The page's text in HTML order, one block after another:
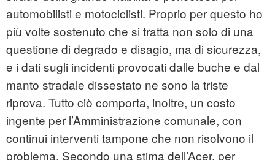
automobilisti e motociclisti. Proprio per questo ho
più volte sostenuto che si tratta non solo di una
questione di degrado e disagio, ma di sicurezza,
e i dati sugli incidenti provocati dalle buche e dal
manto stradale dissestato ne sono la triste
riprova. Tutto ciò comporta, inoltre, un costo
ingente per l’Amministrazione comunale, con
continui interventi tampone che non risolvono il
problema. Secondo una stima dell’Acer, per